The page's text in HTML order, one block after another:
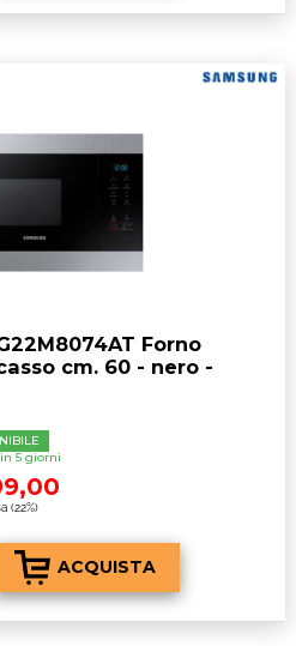
Forno
cm. 60 - nero -
5 giorni
(22%)